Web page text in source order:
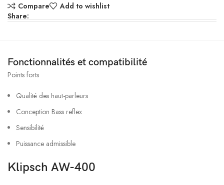
Compare
Add to wishlist
Share:
Fonctionnalités et compatibilité
Points forts
Qualité des haut-parleurs
Conception Bass reflex
Sensibilité
Puissance admissible
Klipsch AW-400